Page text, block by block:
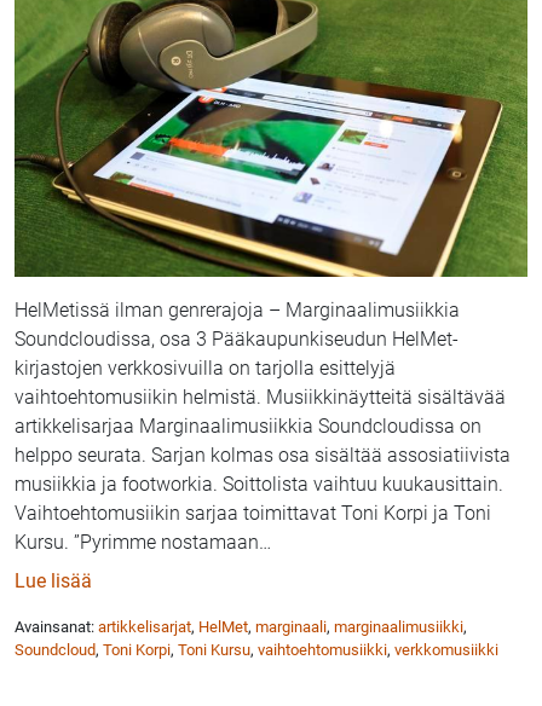
HelMetissä ilman genrerajoja – Marginaalimusiikkia
Soundcloudissa, osa 3 Pääkaupunkiseudun HelMet-
kirjastojen verkkosivuilla on tarjolla esittelyjä
vaihtoehtomusiikin helmistä. Musiikkinäytteitä sisältävää
artikkelisarjaa Marginaalimusiikkia Soundcloudissa on
helppo seurata. Sarjan kolmas osa sisältää assosiatiivista
musiikkia ja footworkia. Soittolista vaihtuu kuukausittain.
Vaihtoehtomusiikin sarjaa toimittavat Toni Korpi ja Toni
Kursu. ”Pyrimme nostamaan…
Lue lisää
Avainsanat: artikkelisarjat, HelMet, marginaali, marginaalimusiikki,
Soundcloud, Toni Korpi, Toni Kursu, vaihtoehtomusiikki, verkkomusiikki